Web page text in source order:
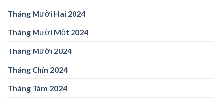
Tháng Mười Hai 2024
Tháng Mười Một 2024
Tháng Mười 2024
Tháng Chín 2024
Tháng Tám 2024